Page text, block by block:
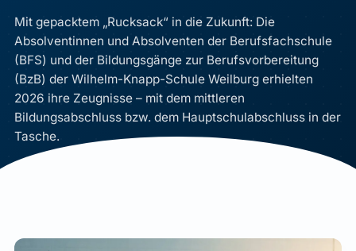
Mit gepacktem „Rucksack“ in die Zukunft: Die
Absolventinnen und Absolventen der Berufsfachschule
(BFS) und der Bildungsgänge zur Berufsvorbereitung
(BzB) der Wilhelm-Knapp-Schule Weilburg erhielten
2026 ihre Zeugnisse – mit dem mittleren
Bildungsabschluss bzw. dem Hauptschulabschluss in der
Tasche.